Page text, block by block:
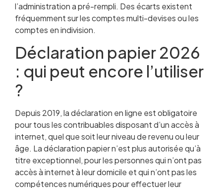
l’administration a pré-rempli. Des écarts existent
fréquemment sur les comptes multi-devises ou les
comptes en indivision.
Déclaration papier 2026
: qui peut encore l’utiliser
?
Depuis 2019, la déclaration en ligne est obligatoire
pour tous les contribuables disposant d’un accès à
internet, quel que soit leur niveau de revenu ou leur
âge. La déclaration papier n’est plus autorisée qu’à
titre exceptionnel, pour les personnes qui n’ont pas
accès à internet à leur domicile et qui n’ont pas les
compétences numériques pour effectuer leur